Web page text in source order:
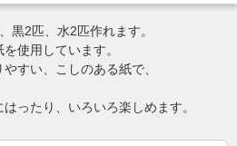
黒2匹、水2匹作れます。
使用しています。
すい、こしのある紙で、
ったり、いろいろ楽しめます。